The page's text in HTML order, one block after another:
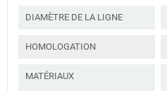
DIAMÈTRE DE LA LIGNE
HOMOLOGATION
MATÉRIAUX